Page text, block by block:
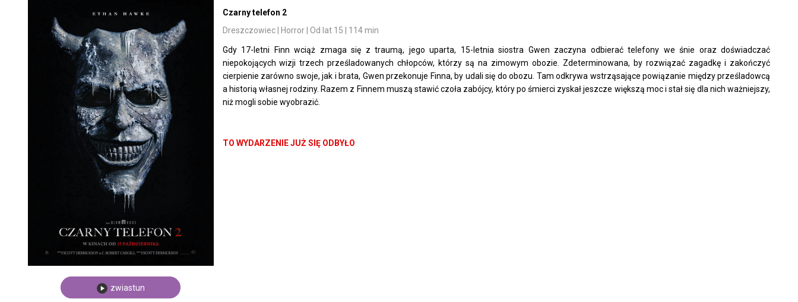
zwiastun
Czarny telefon 2
Dreszczowiec | Horror | Od lat 15 | 114 min
Gdy 17-letni Finn wciąż zmaga się z traumą, jego uparta, 15-letnia siostra Gwen zaczyna odbierać telefony we śnie oraz doświadczać
niepokojących wizji trzech prześladowanych chłopców, którzy są na zimowym obozie. Zdeterminowana, by rozwiązać zagadkę i zakończyć
cierpienie zarówno swoje, jak i brata, Gwen przekonuje Finna, by udali się do obozu. Tam odkrywa wstrząsające powiązanie między prześladowcą
a historią własnej rodziny. Razem z Finnem muszą stawić czoła zabójcy, który po śmierci zyskał jeszcze większą moc i stał się dla nich ważniejszy,
niż mogli sobie wyobrazić.
TO WYDARZENIE JUŻ SIĘ ODBYŁO